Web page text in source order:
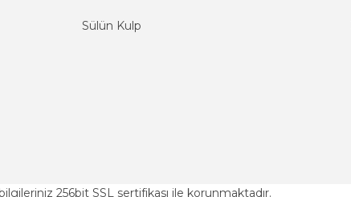
Sülün Kulp
256bit SSL sertifikası ile korunmaktadır.